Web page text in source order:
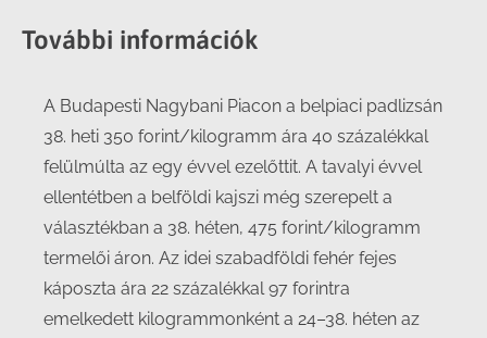
További információk
A Budapesti Nagybani Piacon a belpiaci padlizsán
38. heti 350 forint/kilogramm ára 40 százalékkal
felülmúlta az egy évvel ezelőttit. A tavalyi évvel
ellentétben a belföldi kajszi még szerepelt a
választékban a 38. héten, 475 forint/kilogramm
termelői áron. Az idei szabadföldi fehér fejes
káposzta ára 22 százalékkal 97 forintra
emelkedett kilogrammonként a 24–38. héten az